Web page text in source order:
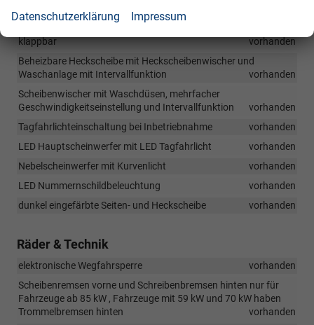
klappbar
vorhanden
Beheizbare Heckscheibe mit Heckscheibenwischer und
Waschanlage mit Intervallfunktion
vorhanden
Scheibenwischer mit Waschdüsen, mehrfacher
Geschwindigkeitseinstellung und Intervallfunktion
vorhanden
Tagfahrlichteinschaltung bei Inbetriebnahme
vorhanden
LED Hauptscheinwerfer mit LED Tagfahrlicht
vorhanden
Nebelscheinwerfer mit Kurvenlicht
vorhanden
LED Nummernschildbeleuchtung
vorhanden
dunkel eingefärbte Seiten- und Heckscheibe
vorhanden
Räder & Technik
elektronische Wegfahrsperre
vorhanden
Scheibenremsen vorne und Schreibenbremsen hinten nur für
Fahrzeuge ab 85 kW , Fahrzeuge mit 59 kW und 70 kW haben
Trommelbremsen hinten
vorhanden
Datenschutzerklärung Impressum